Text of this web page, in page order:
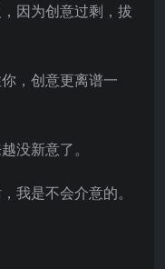
因为创意过剩，拔
，创意更离谱一
没新意了。
我是不会介意的。